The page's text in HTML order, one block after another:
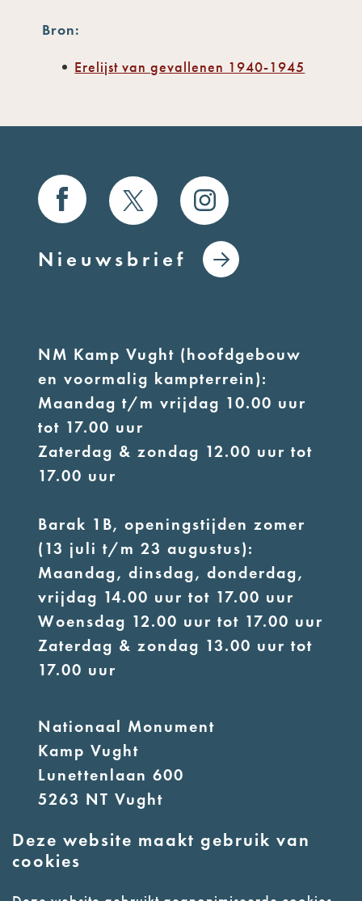
Bron:
Erelijst van gevallenen 1940-1945
Deze website maakt gebruik van
cookies
Nieuwsbrief
NM Kamp Vught (hoofdgebouw
en voormalig kampterrein):
Maandag t/m vrijdag 10.00 uur
tot 17.00 uur
Zaterdag & zondag 12.00 uur tot
17.00 uur
Barak 1B, openingstijden zomer
(13 juli t/m 23 augustus):
Maandag, dinsdag, donderdag,
vrijdag 14.00 uur tot 17.00 uur
Woensdag 12.00 uur tot 17.00 uur
Zaterdag & zondag 13.00 uur tot
17.00 uur
Nationaal Monument
Kamp Vught
Lunettenlaan 600
5263 NT Vught
E:info@nmkampvught.nl